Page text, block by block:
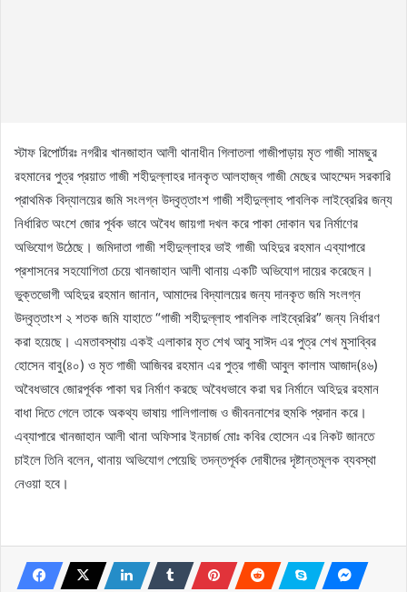
স্টাফ রিপোর্টারঃ নগরীর খানজাহান আলী থানাধীন গিলাতলা গাজীপাড়ায় মৃত গাজী সামছুর
রহমানের পুত্র প্রয়াত গাজী শহীদুল্লাহর দানকৃত আলহাজ্ব গাজী মেছের আহম্মেদ সরকারি
প্রাথমিক বিদ্যালয়ের জমি সংলগ্ন উদ্বৃত্তাংশ গাজী শহীদুল্লাহ পাবলিক লাইব্রেরির জন্য
নির্ধারিত অংশে জোর পূর্বক ভাবে অবৈধ জায়গা দখল করে পাকা দোকান ঘর নির্মাণের
অভিযোগ উঠেছে। জমিদাতা গাজী শহীদুল্লাহর ভাই গাজী অহিদুর রহমান এব্যাপারে
প্রশাসনের সহযোগিতা চেয়ে খানজাহান আলী থানায় একটি অভিযোগ দায়ের করেছেন।
ভুক্তভোগী অহিদুর রহমান জানান, আমাদের বিদ্যালয়ের জন্য দানকৃত জমি সংলগ্ন
উদ্বৃত্তাংশ ২ শতক জমি যাহাতে “গাজী শহীদুল্লাহ পাবলিক লাইব্রেরির” জন্য নির্ধারণ
করা হয়েছে। এমতাবস্থায় একই এলাকার মৃত শেখ আবু সাঈদ এর পুত্র শেখ মুসাব্বির
হোসেন বাবু(৪০) ও মৃত গাজী আজিবর রহমান এর পুত্র গাজী আবুল কালাম আজাদ(৪৬)
অবৈধভাবে জোরপূর্বক পাকা ঘর নির্মাণ করছে অবৈধভাবে করা ঘর নির্মানে অহিদুর রহমান
বাধা দিতে গেলে তাকে অকথ্য ভাষায় গালিগালাজ ও জীবননাশের হুমকি প্রদান করে।
এব্যাপারে খানজাহান আলী থানা অফিসার ইনচার্জ মোঃ কবির হোসেন এর নিকট জানতে
চাইলে তিনি বলেন, থানায় অভিযোগ পেয়েছি তদন্তপূর্বক দোষীদের দৃষ্টান্তমূলক ব্যবস্থা
নেওয়া হবে।